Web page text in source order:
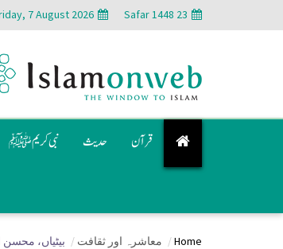
7 August 2026 23 Safar 1448
قرآن حدیث نبی کریم ﷺ
Home معاشرہ اور ثقافت بیٹیاں،